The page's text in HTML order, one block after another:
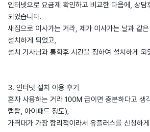
인터넷으로 요금제 확인하고 비교한 다음에, 상담
되었습니다.
새집으로 이사가는 거라, 제가 이사가는 날과 같
설치하게 되었고,
설치 기사님과 통화후 시간을 정하여 설치하게 되
3. 인터넷 설치 이용 후기
혼자 사용하는 거라 100M 급이면 충분하다고 생
랩탑, 아이패드 정도),
가격대가 가장 합리적이라서 유플러스를 신청하